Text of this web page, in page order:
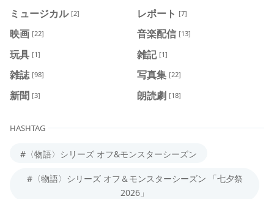
ミュージカル [2] レポート [7]
映画 [22] 音楽配信 [13]
玩具 [1] 雑記 [1]
雑誌 [98] 写真集 [22]
新聞 [3] 朗読劇 [18]
HASHTAG
#〈物語〉シリーズ オフ&モンスターシーズン
#〈物語〉シリーズ オフ＆モンスターシーズン 「七夕祭
2026」